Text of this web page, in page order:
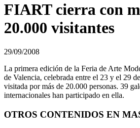
FIART cierra con
20.000 visitantes
29/09/2008
La primera edición de la Feria de Arte
de Valencia, celebrada entre el 23 y el 29
visitada por más de 20.000 personas. 39
internacionales han participado en ella.
OTROS CONTENIDOS EN